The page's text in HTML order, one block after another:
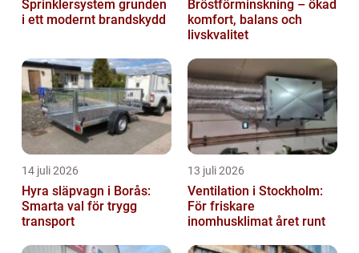
Sprinklersystem grunden
i ett modernt brandskydd
Bröstförminskning – ökad
komfort, balans och
livskvalitet
14 juli 2026
Hyra släpvagn i Borås:
Smarta val för trygg
transport
13 juli 2026
Ventilation i Stockholm:
För friskare
inomhusklimat året runt